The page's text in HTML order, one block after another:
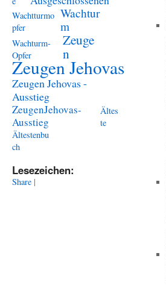
Wachtturmo
pfer
Wachtur
m
Wachturm-
Opfer
Zeuge
n
Zeugen Jehovas
Zeugen Jehovas -
Ausstieg
ZeugenJehovas-
Ausstieg
Ältes
te
Ältestenbu
ch
Lesezeichen:
Share |